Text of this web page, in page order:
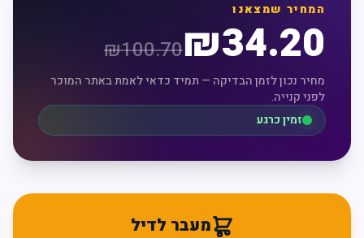
המחיר שמצאנו
₪34.20
₪100.70
מחיר נכון לזמן הבדיקה — תמיד כדאי לאמת באתר המוכר
לפני קנייה.
זמין כרגע
מעבר לדיל